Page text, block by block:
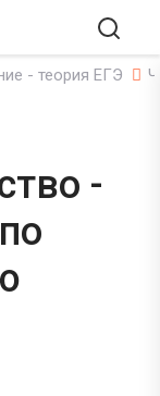
- теория ЕГЭ
-